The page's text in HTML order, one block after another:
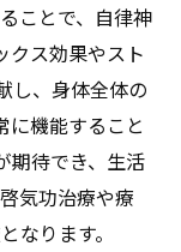
ことで、自律神
クス効果やスト
し、身体全体の
に機能すること
期待でき、生活
気功治療や療
なります。